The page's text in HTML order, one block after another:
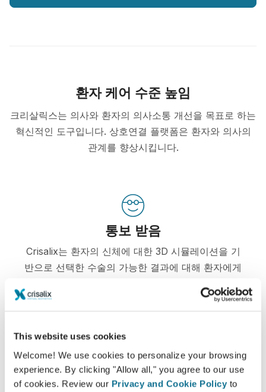
This website uses cookies
Welcome! We use cookies to personalize your browsing
experience. By clicking "Allow all," you agree to our use
of cookies. Review our Privacy and Cookie Policy to
환자 케어 수준 높임
크리살릭스는 의사와 환자의 의사소통 개선을 목표로 하는
혁신적인 도구입니다. 상호연결 플랫폼은 환자와 의사의
관계를 향상시킵니다.
통보 받음
Crisalix는 환자의 신체에 대한 3D 시뮬레이션을 기
반으로 선택한 수술의 가능한 결과에 대해 환자에게
자신감
환자를 결정 과정에 참여시키면 환자가 올바른 선택